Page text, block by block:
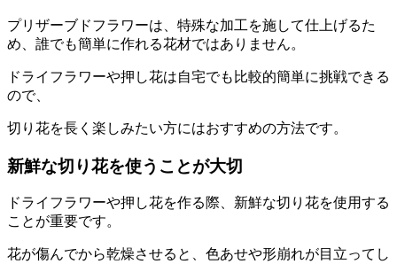
プリザーブドフラワーは、特殊な加工を施して仕上げるた
め、誰でも簡単に作れる花材ではありません。
ドライフラワーや押し花は自宅でも比較的簡単に挑戦できる
ので、
切り花を長く楽しみたい方にはおすすめの方法です。
新鮮な切り花を使うことが大切
ドライフラワーや押し花を作る際、新鮮な切り花を使用する
ことが重要です。
花が傷んでから乾燥させると、色あせや形崩れが目立ってし